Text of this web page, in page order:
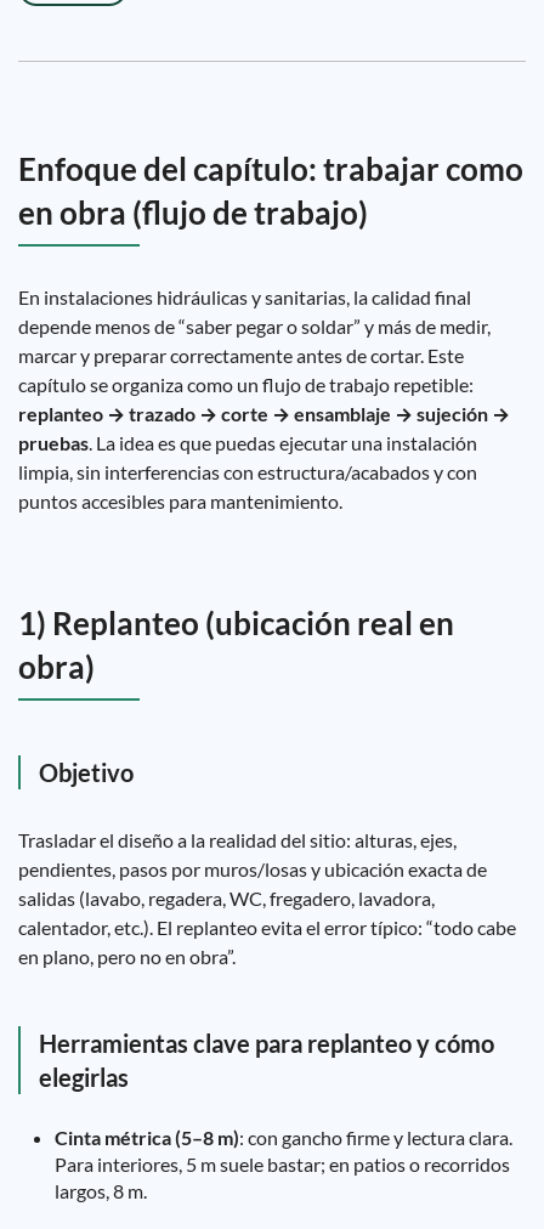
Enfoque del capítulo: trabajar como
en obra (flujo de trabajo)
En instalaciones hidráulicas y sanitarias, la calidad final
depende menos de “saber pegar o soldar” y más de medir,
marcar y preparar correctamente antes de cortar. Este
capítulo se organiza como un flujo de trabajo repetible:
replanteo → trazado → corte → ensamblaje → sujeción →
pruebas. La idea es que puedas ejecutar una instalación
limpia, sin interferencias con estructura/acabados y con
puntos accesibles para mantenimiento.
1) Replanteo (ubicación real en
obra)
Objetivo
Trasladar el diseño a la realidad del sitio: alturas, ejes,
pendientes, pasos por muros/losas y ubicación exacta de
salidas (lavabo, regadera, WC, fregadero, lavadora,
calentador, etc.). El replanteo evita el error típico: “todo cabe
en plano, pero no en obra”.
Herramientas clave para replanteo y cómo
elegirlas
Cinta métrica (5–8 m): con gancho firme y lectura clara.
Para interiores, 5 m suele bastar; en patios o recorridos
largos, 8 m.